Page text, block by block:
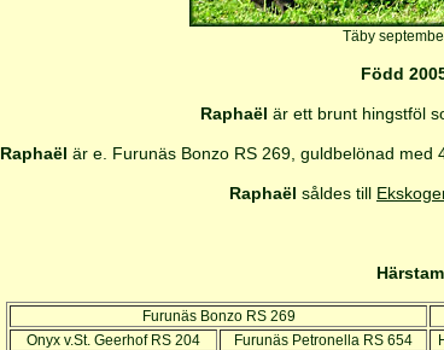
Täby
Född
Raphaël är ett brunt hingstföl
Raphaël är e. Furunäs Bonzo RS 269, guldbelönad med
Raphaël såldes till
Furunäs Bonzo RS 269
Onyx v.St. Geerhof RS 204
Furunäs Petronella RS 654